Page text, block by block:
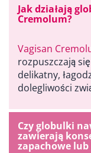
Jak działają
Cremolum?
Vagisan
rozpuszczają
delikatny,
dolegliwości
Czy globulki
zawierają
zapachowe